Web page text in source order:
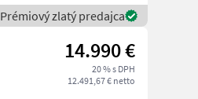
Prémiový zlatý predajca
14.990 €
20 % s DPH
12.491,67 € netto